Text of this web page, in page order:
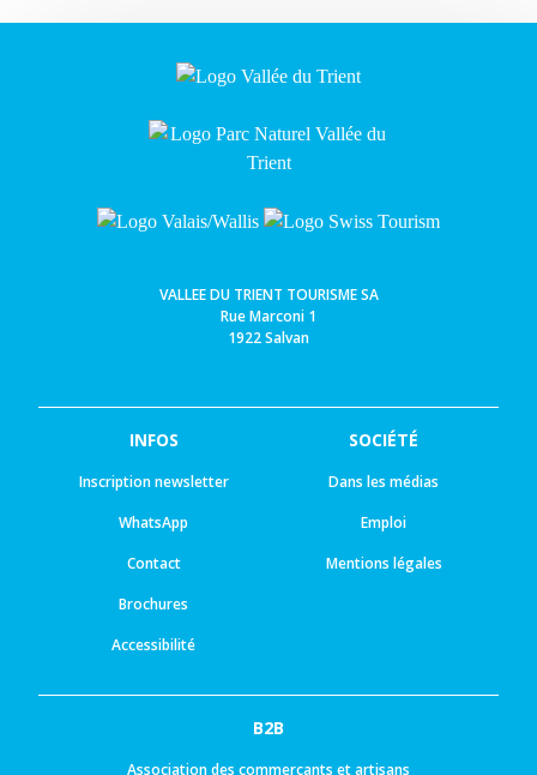
VALLEE DU TRIENT TOURISME SA
Rue Marconi 1
1922 Salvan
INFOS
Inscription newsletter
WhatsApp
Contact
Brochures
Accessibilité
SOCIÉTÉ
Dans les médias
Emploi
Mentions légales
B2B
Association des commerçants et artisans